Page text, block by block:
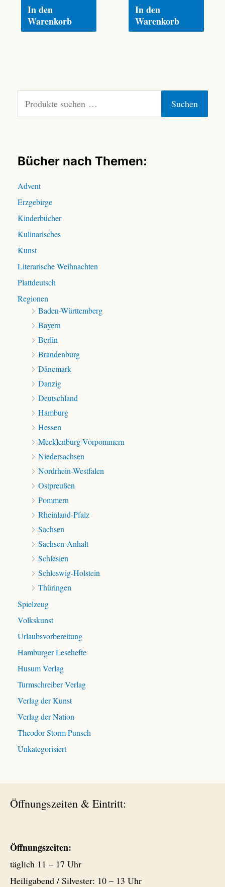
c
n
n
c
h
:
Suchen
Bücher nach Themen:
Advent
Erzgebirge
Kinderbücher
Kulinarisches
Kunst
Literarische Weihnachten
Plattdeutsch
Regionen
Baden-Württemberg
Bayern
Berlin
Brandenburg
Dänemark
Danzig
Deutschland
Hamburg
Hessen
Mecklenburg-Vorpommern
Niedersachsen
Nordrhein-Westfalen
Ostpreußen
Pommern
Rheinland-Pfalz
Sachsen
Sachsen-Anhalt
Schlesien
Schleswig-Holstein
Thüringen
Spielzeug
Volkskunst
Urlaubsvorbereitung
Hamburger Lesehefte
Husum Verlag
Turmschreiber Verlag
Verlag der Kunst
Verlag der Nation
Theodor Storm Punsch
Unkategorisiert
In den
Warenkorb
In den
Warenkorb
Öffnungszeiten & Eintritt:
Öffnungszeiten:
täglich 11 – 17 Uhr
Heiligabend / Silvester: 10 – 13 Uhr